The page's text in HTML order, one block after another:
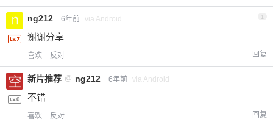
ng212 6年前 via Android
谢谢分享
喜欢 反对 回复
新片推荐 @ ng212 6年前 via Android
不错
喜欢 反对 回复